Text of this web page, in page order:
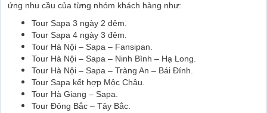
ứng nhu cầu của từng nhóm khách hàng như:
Tour Sapa 3 ngày 2 đêm.
Tour Sapa 4 ngày 3 đêm.
Tour Hà Nội – Sapa – Fansipan.
Tour Hà Nội – Sapa – Ninh Bình – Hạ Long.
Tour Hà Nội – Sapa – Tràng An – Bái Đính.
Tour Sapa kết hợp Mộc Châu.
Tour Hà Giang – Sapa.
Tour Đông Bắc – Tây Bắc.